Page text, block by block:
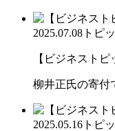
2025.07.08 トピ
【ビジネストピ
柳井正氏の寄付
2025.05.16 トピ